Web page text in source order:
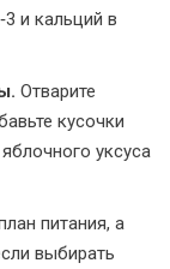
и кальций в
Отварите
кусочки
уксуса
питания, а
выбирать